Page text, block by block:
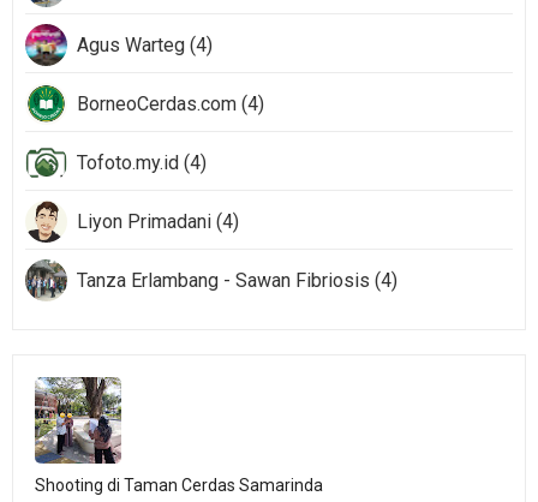
Agus Warteg (4)
BorneoCerdas.com (4)
Tofoto.my.id (4)
Liyon Primadani (4)
Tanza Erlambang - Sawan Fibriosis (4)
Shooting di Taman Cerdas Samarinda